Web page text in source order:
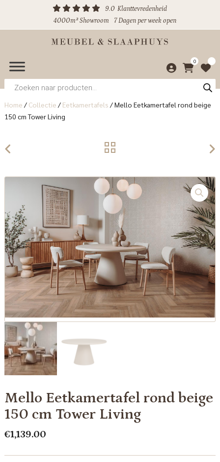
9.0 Klanttevredenheid
4000m² Showroom
7 Dagen per week open
0
Producten
zoeken
Home / Collectie / Eetkamertafels /Mello Eetkamertafel rond beige
150 cm Tower Living
Mello Eetkamertafel rond beige
150 cm Tower Living
€1,139.00